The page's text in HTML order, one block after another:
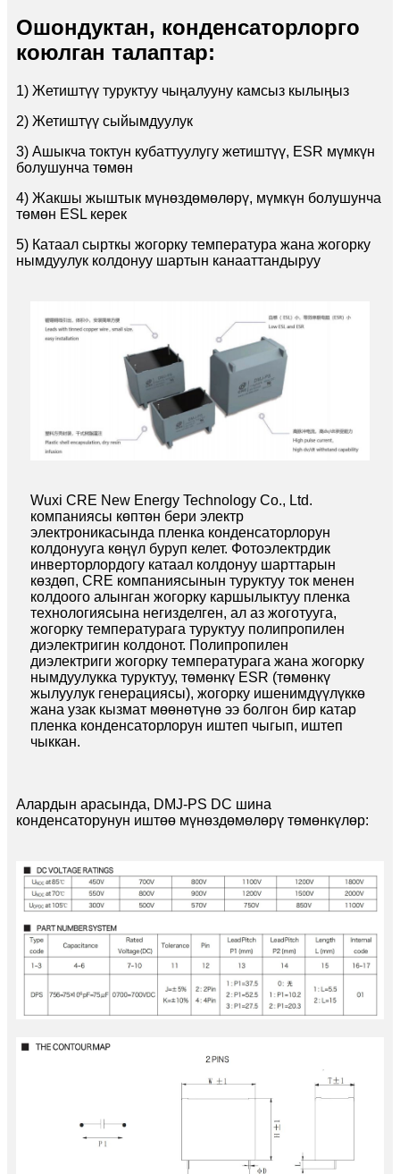
Ошондуктан, конденсаторлорго
коюлган талаптар:
1) Жетиштүү туруктуу чыңалууну камсыз кылыңыз
2) Жетиштүү сыйымдуулук
3) Ашыкча токтун кубаттуулугу жетиштүү, ESR мүмкүн
болушунча төмөн
4) Жакшы жыштык мүнөздөмөлөрү, мүмкүн болушунча
төмөн ESL керек
5) Катаал сырткы жогорку температура жана жогорку
нымдуулук колдонуу шартын канааттандыруу
Wuxi CRE New Energy Technology Co., Ltd.
компаниясы көптөн бери электр
электроникасында пленка конденсаторлорун
колдонууга көңүл буруп келет. Фотоэлектрдик
инверторлордогу катаал колдонуу шарттарын
көздөп, CRE компаниясынын туруктуу ток менен
колдоого алынган жогорку каршылыктуу пленка
технологиясына негизделген, ал аз жоготууга,
жогорку температурага туруктуу полипропилен
диэлектригин колдонот. Полипропилен
диэлектриги жогорку температурага жана жогорку
нымдуулукка туруктуу, төмөнкү ESR (төмөнкү
жылуулук генерациясы), жогорку ишенимдүүлүккө
жана узак кызмат мөөнөтүнө ээ болгон бир катар
пленка конденсаторлорун иштеп чыгып, иштеп
чыккан.
Алардын арасында, DMJ-PS DC шина
конденсаторунун иштөө мүнөздөмөлөрү төмөнкүлөр: